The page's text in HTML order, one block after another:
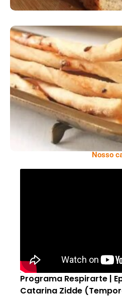
Comer Bem:
Nosso
Programa Respirarte |
Catarina Zidde